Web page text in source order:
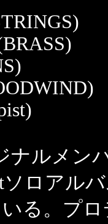
ナルメン
ソロアル
る。 プ